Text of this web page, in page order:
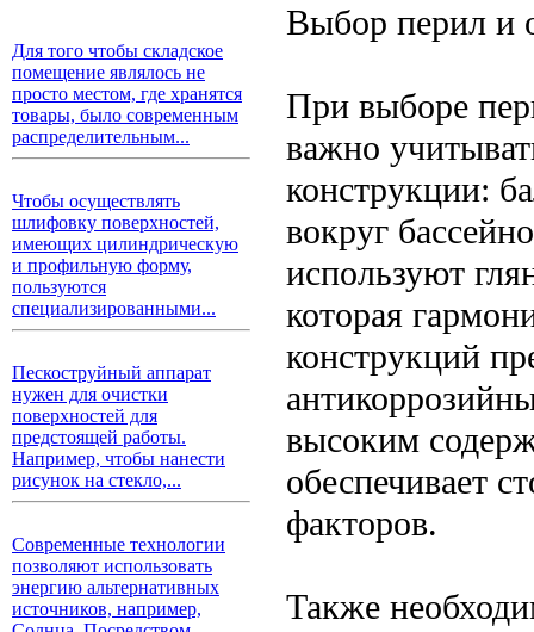
Для того чтобы складское
помещение являлось не
просто местом, где хранятся
товары, было современным
распределительным...
Чтобы осуществлять
шлифовку поверхностей,
имеющих цилиндрическую
и профильную форму,
пользуются
специализированными...
Пескоструйный аппарат
нужен для очистки
поверхностей для
предстоящей работы.
Например, чтобы нанести
рисунок на стекло,...
Современные технологии
позволяют использовать
энергию альтернативных
источников, например,
Выбор перил и
При выборе
важно
конструкции:
вокруг
используют
которая
конструкций
высоким
обеспечивает
факторов.
Также